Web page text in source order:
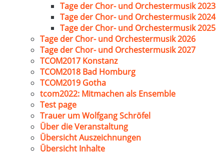
Tage der Chor- und Orchestermusik 2023
Tage der Chor- und Orchestermusik 2024
Tage der Chor- und Orchestermusik 2025
Tage der Chor- und Orchestermusik 2026
Tage der Chor- und Orchestermusik 2027
TCOM2017 Konstanz
TCOM2018 Bad Homburg
TCOM2019 Gotha
tcom2022: Mitmachen als Ensemble
Test page
Trauer um Wolfgang Schröfel
Über die Veranstaltung
Übersicht Auszeichnungen
Übersicht Inhalte